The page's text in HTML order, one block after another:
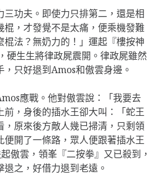
三功夫。即使力只排第二，還是相
棍，才發覺不是太痛，便乘機發難
棍法？無奶力的！」運起『樓按神
硬生生將律政屍震開。律政屍雖然
，只好退到Amos和傲雲身邊。
應戰。他對傲雲說：「我要去
前，身後的插水王卻大叫：「蛇王
，原來後方敵人幾已掃清，只剩領
便開了一條路，眾人便跟著插水王
傲雲，領峯『二按拳』又已殺到，
之，好借力退到老遠。